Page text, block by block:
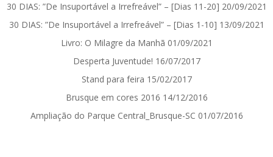
30 DIAS: ”De Insuportável a Irrefreável” – [Dias 11-20] 20/09/2021
30 DIAS: ”De Insuportável a Irrefreável” – [Dias 1-10] 13/09/2021
Livro: O Milagre da Manhã 01/09/2021
Desperta Juventude! 16/07/2017
Stand para feira 15/02/2017
Brusque em cores 2016 14/12/2016
Ampliação do Parque Central_Brusque-SC 01/07/2016